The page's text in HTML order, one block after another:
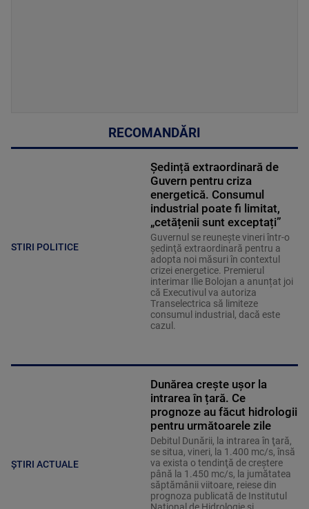
RECOMANDĂRI
STIRI POLITICE
Ședință extraordinară de
Guvern pentru criza
energetică. Consumul
industrial poate fi limitat,
„cetățenii sunt exceptați”
Guvernul se reuneşte vineri într-o
şedinţă extraordinară pentru a
adopta noi măsuri în contextul
crizei energetice. Premierul
interimar Ilie Bolojan a anunțat joi
că Executivul va autoriza
Transelectrica să limiteze
consumul industrial, dacă este
cazul.
ȘTIRI ACTUALE
Dunărea crește ușor la
intrarea în țară. Ce
prognoze au făcut hidrologii
pentru următoarele zile
Debitul Dunării, la intrarea în ţară,
se situa, vineri, la 1.400 mc/s, însă
va exista o tendinţă de creştere
până la 1.450 mc/s, la jumătatea
săptămânii viitoare, reiese din
prognoza publicată de Institutul